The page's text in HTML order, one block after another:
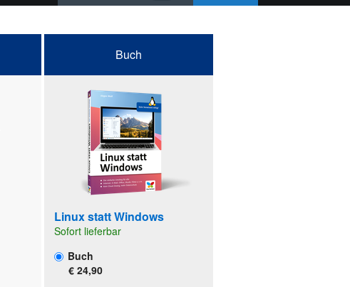
Buch
Linux statt Windows
Sofort lieferbar
Buch
€ 24,90